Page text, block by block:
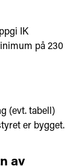
IK
på 230
(evt. tabell)
er bygget.
av